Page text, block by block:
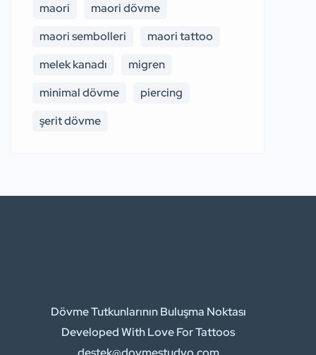
maori
maori dövme
maori sembolleri
maori tattoo
melek kanadı
migren
minimal dövme
piercing
şerit dövme
Dövme Tutkunlarının Buluşma Noktası
Developed With Love For Tattoos